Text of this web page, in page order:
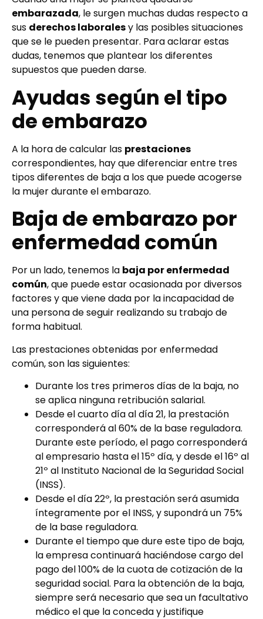
embarazada, le surgen muchas dudas respecto a
sus derechos laboralesy las posibles situaciones
que se le pueden presentar. Para aclarar estas
dudas, tenemos que plantear los diferentes
supuestos que pueden darse.
Ayudas según el tipo
de embarazo
A la hora de calcular las prestaciones
correspondientes, hay que diferenciar entre tres
tipos diferentes de baja a los que puede acogerse
la mujer durante el embarazo.
Baja de embarazo por
enfermedad común
Por un lado, tenemos la baja por enfermedad
común, que puede estar ocasionada por diversos
factores y que viene dada por la incapacidad de
una persona de seguir realizando su trabajo de
forma habitual.
Las prestaciones obtenidas por enfermedad
común, son las siguientes:
Durante los tres primeros días de la baja, no
se aplica ninguna retribución salarial.
Desde el cuarto día al día 21, la prestación
corresponderá al 60% de la base reguladora.
Durante este período, el pago corresponderá
al empresario hasta el 15º día, y desde el 16º al
21º al Instituto Nacional de la Seguridad Social
(INSS).
Desde el día 22º, la prestación será asumida
íntegramente por el INSS, y supondrá un 75%
de la base reguladora.
Durante el tiempo que dure este tipo de baja,
la empresa continuará haciéndose cargo del
pago del 100% de la cuota de cotización de la
seguridad social. Para la obtención de la baja,
siempre será necesario que sea un facultativo
médico el que la conceda y justifique